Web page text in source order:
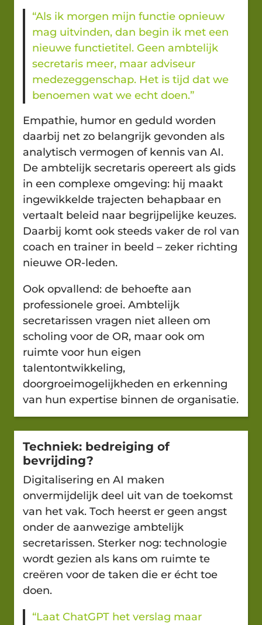
“Als ik morgen mijn functie opnieuw
mag uitvinden, dan begin ik met een
nieuwe functietitel. Geen ambtelijk
secretaris meer, maar adviseur
medezeggenschap. Het is tijd dat we
benoemen wat we echt doen.”
Empathie, humor en geduld worden
daarbij net zo belangrijk gevonden als
analytisch vermogen of kennis van AI.
De ambtelijk secretaris opereert als gids
in een complexe omgeving: hij maakt
ingewikkelde trajecten behapbaar en
vertaalt beleid naar begrijpelijke keuzes.
Daarbij komt ook steeds vaker de rol van
coach en trainer in beeld – zeker richting
nieuwe OR-leden.
Ook opvallend: de behoefte aan
professionele groei. Ambtelijk
secretarissen vragen niet alleen om
scholing voor de OR, maar ook om
ruimte voor hun eigen
talentontwikkeling,
doorgroeimogelijkheden en erkenning
van hun expertise binnen de organisatie.
Techniek: bedreiging of
bevrijding?
Digitalisering en AI maken
onvermijdelijk deel uit van de toekomst
van het vak. Toch heerst er geen angst
onder de aanwezige ambtelijk
secretarissen. Sterker nog: technologie
wordt gezien als kans om ruimte te
creëren voor de taken die er écht toe
doen.
“Laat ChatGPT het verslag maar